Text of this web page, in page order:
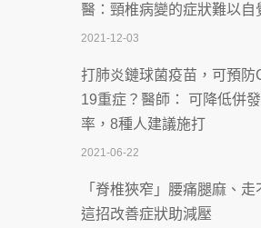
智慧 醫療布局
2026-07-06
【115年臺北市「防癌保衛
一手刮」】 宣導
2026-07-02
2026-07-02
醫：頸椎病變的症狀難以自
2021-12-03
打肺炎鏈球菌疫苗，可預防
19重症？醫師： 可降低併
率，8種人建議施打
2021-06-22
「脊椎狹窄」腰痛腿麻、
這招改善症狀助減壓